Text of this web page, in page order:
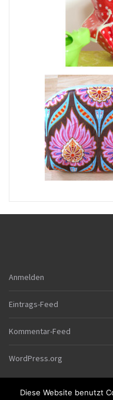
Anmelden
Eintrags-Feed
Kommentar-Feed
WordPress.org
Diese Website benutzt